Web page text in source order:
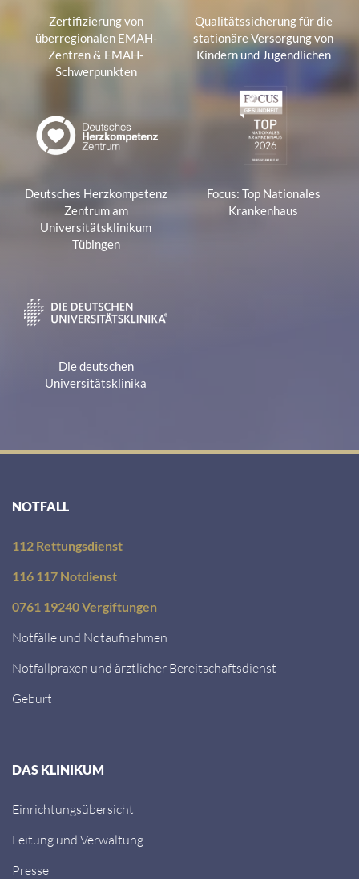
Zertifizierung von
überregionalen EMAH-
Zentren & EMAH-
Schwerpunkten
Qualitätssicherung für die
stationäre Versorgung von
Kindern und Jugendlichen
Deutsches Herzkompetenz
Zentrum am
Universitätsklinikum
Tübingen
Focus: Top Nationales
Krankenhaus
Die deutschen
Universitätsklinika
NOTFALL
112 Rettungsdienst
116 117 Notdienst
0761 19240 Vergiftungen
Notfälle und Notaufnahmen
Notfallpraxen und ärztlicher Bereitschaftsdienst
Geburt
DAS KLINIKUM
Einrichtungsübersicht
Leitung und Verwaltung
Presse